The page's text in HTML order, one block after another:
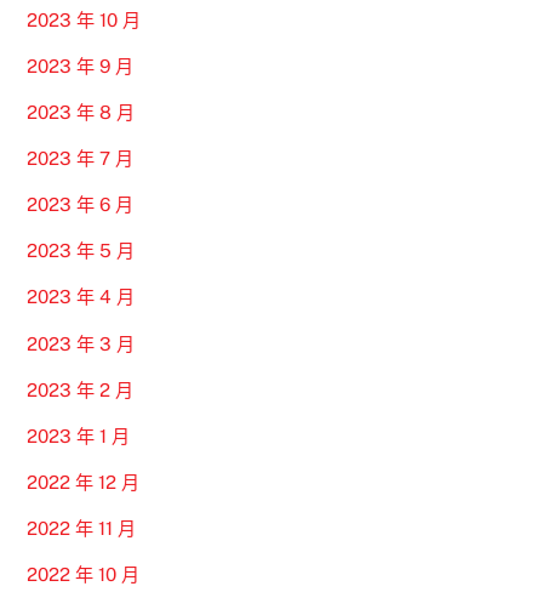
2023 年 10 月
2023 年 9 月
2023 年 8 月
2023 年 7 月
2023 年 6 月
2023 年 5 月
2023 年 4 月
2023 年 3 月
2023 年 2 月
2023 年 1 月
2022 年 12 月
2022 年 11 月
2022 年 10 月